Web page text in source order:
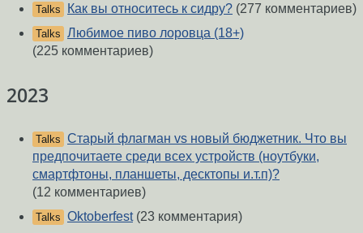
Talks Как вы относитесь к сидру? (277 комментариев)
Talks Любимое пиво лоровца (18+)
(225 комментариев)
2023
Talks Старый флагман vs новый бюджетник. Что вы
предпочитаете среди всех устройств (ноутбуки,
смартфтоны, планшеты, десктопы и.т.п)?
(12 комментариев)
Talks Oktoberfest(23 комментария)